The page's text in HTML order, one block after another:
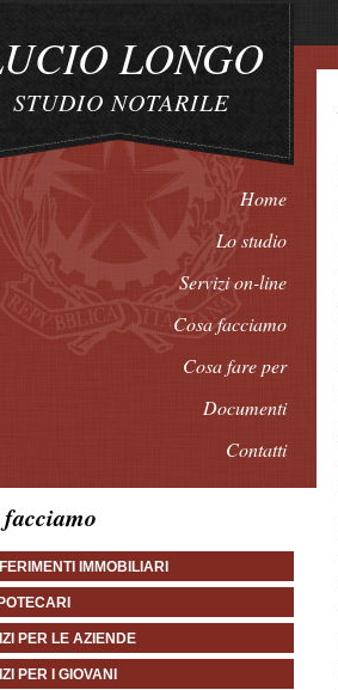
LONGO
STUDIO NOTARILE
Home
Lo studio
Servizi on-line
Cosa facciamo
Cosa fare per
Documenti
Contatti
facciamo
IMMOBILIARI
PER LE AZIENDE
PER I GIOVANI